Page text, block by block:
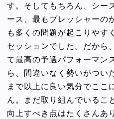
す。そしてもちろん、シー
ース、最もプレッシャーの
も多くの問題が起こりやす
セッションでした。だから
て最高の予選パフォーマン
ら、間違いなく勢いがつい
まで以上に良い気分でここ
ん。まだ取り組んでいるこ
向上すべき点はたくさんあ